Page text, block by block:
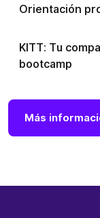
Orientación
KITT: Tu
bootcamp
Más